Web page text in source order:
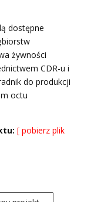
dostępne
żywności
CDR-u i
do produkcji
octu
[ pobierz plik